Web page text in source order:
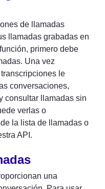
de llamadas
llamadas grabadas en
primero debe
Una vez
le
conversaciones,
consultar llamadas sin
verlas o
la lista de llamadas o
API.
una